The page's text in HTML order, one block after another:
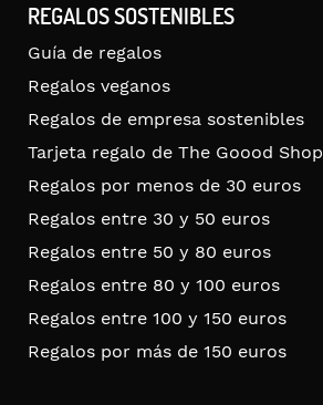
REGALOS SOSTENIBLES
Guía de regalos
Regalos veganos
Regalos de empresa sostenibles
Tarjeta regalo de The Goood Shop
Regalos por menos de 30 euros
Regalos entre 30 y 50 euros
Regalos entre 50 y 80 euros
Regalos entre 80 y 100 euros
Regalos entre 100 y 150 euros
Regalos por más de 150 euros